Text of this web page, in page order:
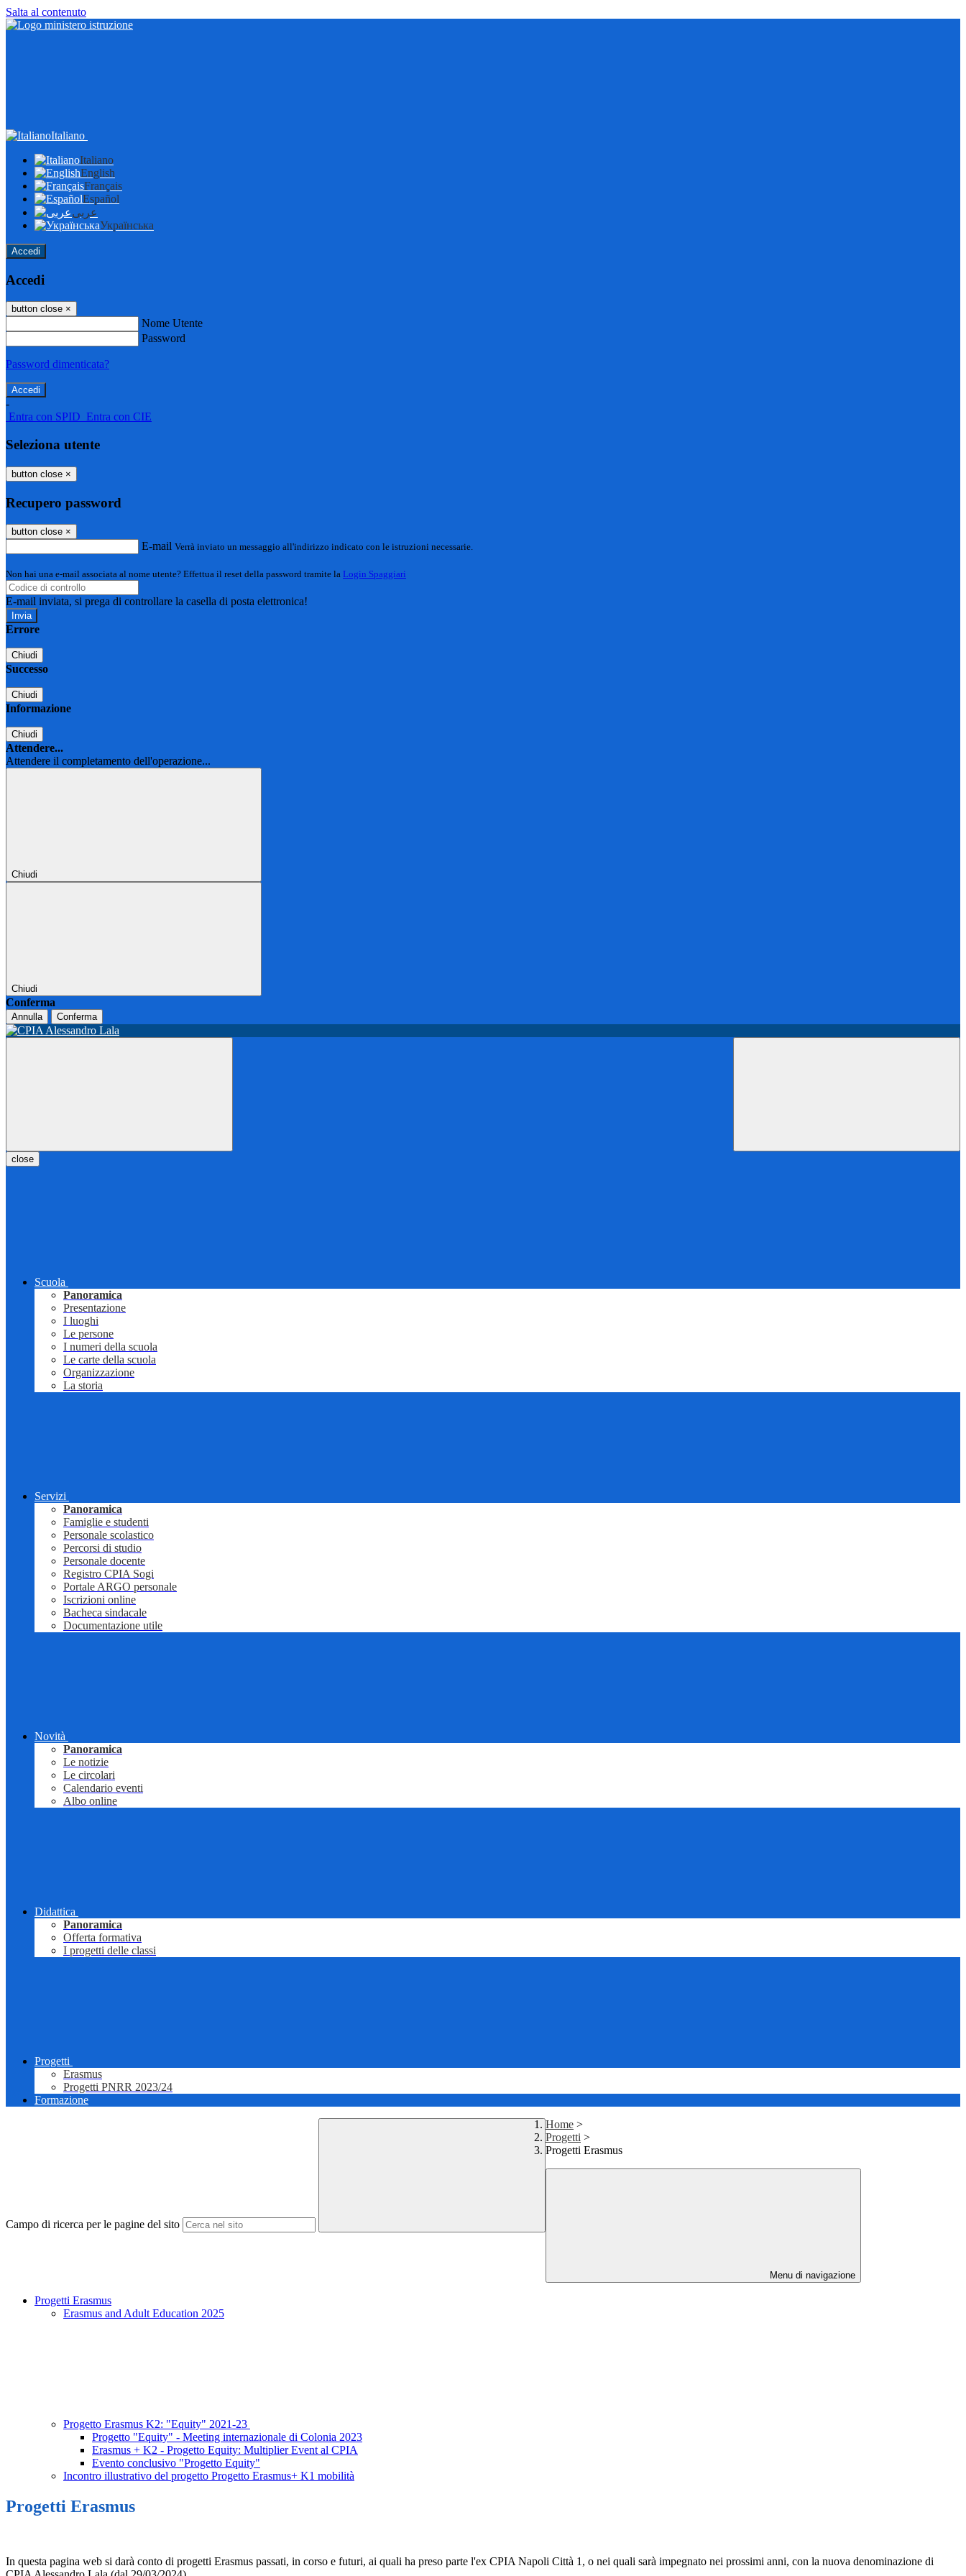
Salta al contenuto
Italiano
Italiano
English
Français
Español
عربى
Українська
Accedi
Accedi
button close ×
Nome Utente
Password
Password dimenticata?
-
Entra con SPID Entra con CIE
Seleziona utente
button close ×
Recupero password
button close ×
E-mail Verrà inviato un messaggio all'indirizzo indicato con le istruzioni necessarie.
Non hai una e-mail associata al nome utente? Effettua il reset della password tramite la Login Spaggiari
E-mail inviata, si prega di controllare la casella di posta elettronica!
Errore
Chiudi
Successo
Chiudi
Informazione
Chiudi
Attendere...
Attendere il completamento dell'operazione...
Chiudi
Chiudi
Conferma
Annulla Conferma
close
Scuola
Panoramica
Presentazione
I luoghi
Le persone
I numeri della scuola
Le carte della scuola
Organizzazione
La storia
Servizi
Panoramica
Famiglie e studenti
Personale scolastico
Percorsi di studio
Personale docente
Registro CPIA Sogi
Portale ARGO personale
Iscrizioni online
Bacheca sindacale
Documentazione utile
Novità
Panoramica
Le notizie
Le circolari
Calendario eventi
Albo online
Didattica
Panoramica
Offerta formativa
I progetti delle classi
Progetti
Erasmus
Progetti PNRR 2023/24
Formazione
Campo di ricerca per le pagine del sito
Home >
Progetti >
Progetti Erasmus
Menu di navigazione
Progetti Erasmus
Erasmus and Adult Education 2025
Progetto Erasmus K2: "Equity" 2021-23
Progetto "Equity" - Meeting internazionale di Colonia 2023
Erasmus + K2 - Progetto Equity: Multiplier Event al CPIA
Evento conclusivo "Progetto Equity"
Incontro illustrativo del progetto Progetto Erasmus+ K1 mobilità
Progetti Erasmus
In questa pagina web si darà conto di progetti Erasmus passati, in corso e futuri, ai quali ha preso parte l'ex CPIA Napoli Città 1, o nei quali sarà impegnato nei prossimi anni, con la nuova denominazione di